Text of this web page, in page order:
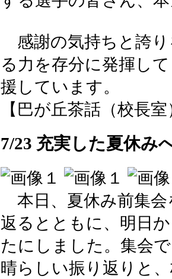
感謝の気持ちと誇
る力を存分に発揮し
援しています。
【巴が丘茶話（校長
7/23 充実した夏休み
本日、夏休み前集会
返るとともに、明日
たにしました。集会
晴らしい振り返りと